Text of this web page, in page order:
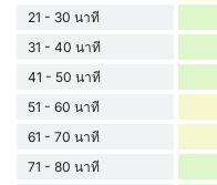
21 - 30 นาที
31 - 40 นาที
41 - 50 นาที
51 - 60 นาที
61 - 70 นาที
71 - 80 นาที